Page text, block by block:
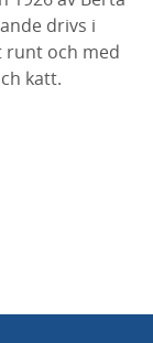
drivs i
runt och med
katt.